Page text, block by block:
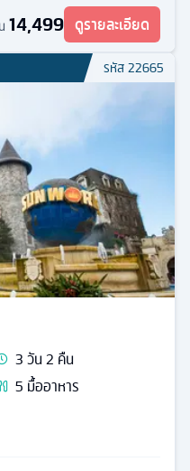
14,499 ดูรายละเอียด
รหัส22665
3วัน2 คืน
5 มื้ออาหาร